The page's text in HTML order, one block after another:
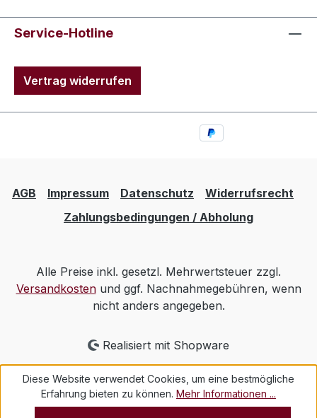
Service-Hotline
Vertrag widerrufen
AGB Impressum Datenschutz
Widerrufsrecht
Zahlungsbedingungen / Abholung
Alle Preise inkl. gesetzl. Mehrwertsteuer zzgl.
Versandkostenund ggf. Nachnahmegebühren, wenn
nicht anders angegeben.
Realisiert mit Shopware
Diese Website verwendet Cookies, um eine bestmögliche
Erfahrung bieten zu können. Mehr Informationen ...